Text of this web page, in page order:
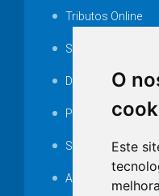
O
Este
Tributos Online
Serviços ISS-E
Decretos
Portarias
SAMAE
Audiência pública